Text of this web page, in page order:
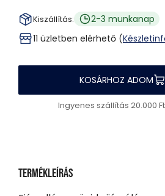
Kiszállítás:
2-3 munkanap
11 üzletben elérhető (
KOSÁRHOZ ADOM
Ingyenes szállítás 20.000
Termékleírás